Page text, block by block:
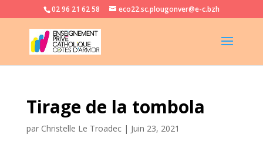
02 96 21 62 58 eco22.sc.plougonver@e-c.bzh
Tirage de la tombola
par Christelle Le Troadec| Juin 23, 2021